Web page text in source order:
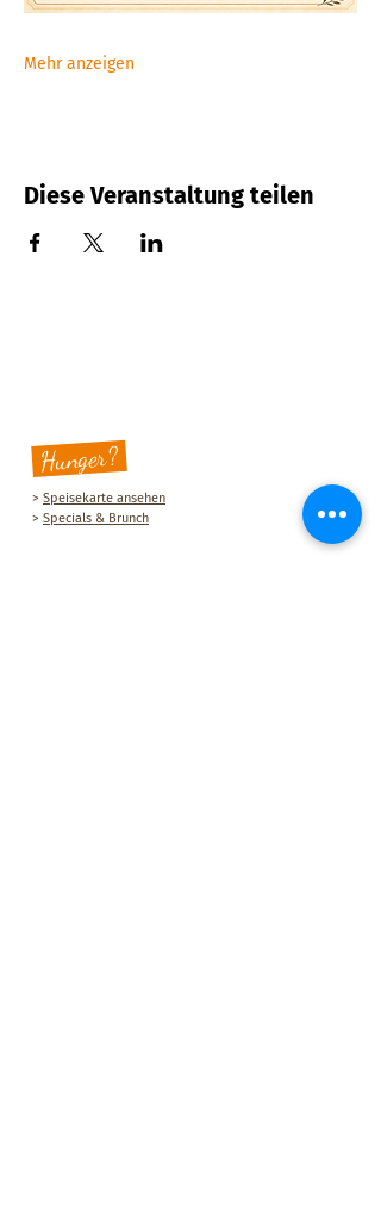
Mehr anzeigen
Diese Veranstaltung teilen
Hunger?
> Speisekarte ansehen
> Specials & Brunch